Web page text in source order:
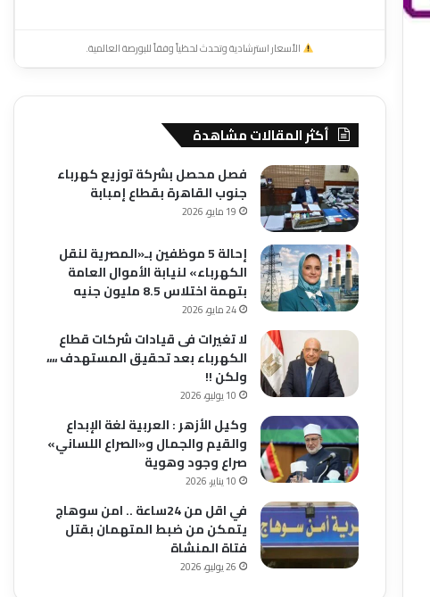
الأسعار استرشادية وتحدث لحظياً وفقاً للبورصة العالمية.
أكثر المقالات مشاهدة
فصل محصل بشركة توزيع كهرباء
جنوب القاهرة بقطاع إمبابة
19 مايو، 2026
إحالة 5 موظفين بـ«المصرية لنقل
الكهرباء» لنيابة الأموال العامة
بتهمة اختلاس 8.5 مليون جنيه
24 مايو، 2026
لا تغيرات فى قيادات شركات قطاع
الكهرباء بعد تحقيق المستهدف ،،،،
ولكن !!
10 يوليو، 2026
وكيل الأزهر : العربية لغة الإبداع
والقيم والجمال و«الصراع اللساني»
صراع وجود وهوية
10 يناير، 2026
في اقل من 24ساعة .. امن سوهاج
يتمكن من ضبط المتهمان بقتل
فتاة المنشاة
26 يوليو، 2026